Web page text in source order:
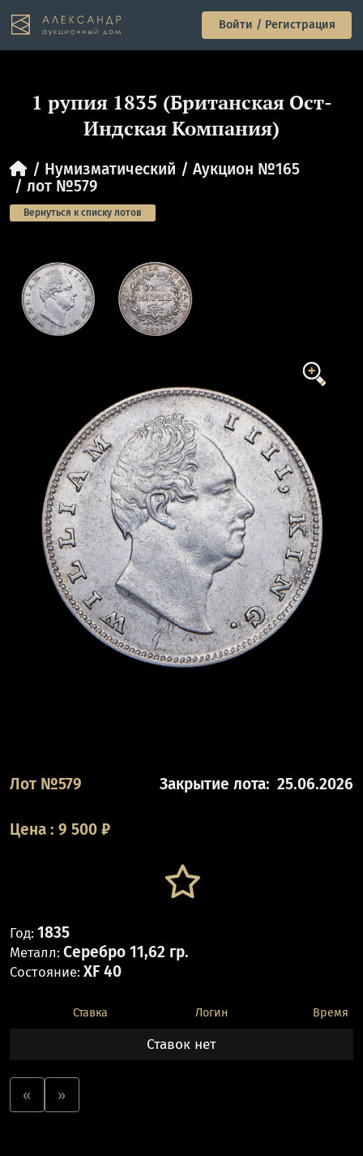
Войти / Регистрация
1 рупия 1835 (Британская Ост-
Индская Компания)
Нумизматический
Аукцион №165
лот №579
Вернуться к списку лотов
Лот №579 Закрытие лота: 25.06.2026
Цена : 9 500 ₽
Год: 1835
Металл: Серебро 11,62 гр.
Состояние: XF 40
Ставка Логин Время
Ставок нет
« »